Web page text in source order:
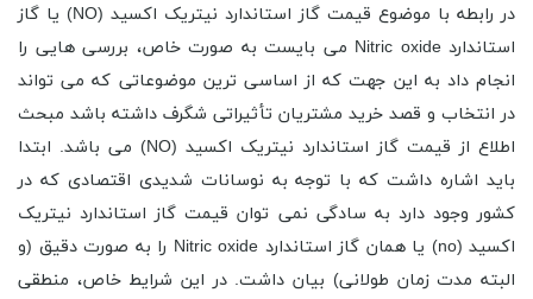
در رابطه با موضوع قیمت گاز استاندارد نیتریک اکسید (NO) یا گاز
استاندارد Nitric oxide می بایست به صورت خاص، بررسی هایی را
انجام داد به این جهت که از اساسی ترین موضوعاتی که می تواند
در انتخاب و قصد خرید مشتریان تأثیراتی شگرف داشته باشد مبحث
اطلاع از قیمت گاز استاندارد نیتریک اکسید (NO) می باشد. ابتدا
باید اشاره داشت که با توجه به نوسانات شدیدی اقتصادی که در
کشور وجود دارد به سادگی نمی توان قیمت گاز استاندارد نیتریک
اکسید (no) یا همان گاز استاندارد Nitric oxide را به صورت دقیق (و
البته مدت زمان طولانی) بیان داشت. در این شرایط خاص، منطقی